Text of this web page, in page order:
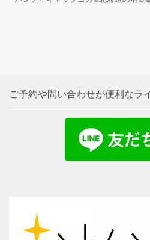
ご予約や問い合わせが便利なラ